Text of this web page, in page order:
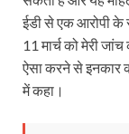
ईडी से एक आरोपी के
11 मार्च को मेरी
ऐसा करने से इनकार
में कहा।